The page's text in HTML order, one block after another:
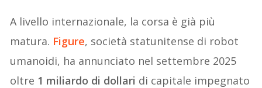
A livello internazionale, la corsa è già più
matura. Figure, società statunitense di robot
umanoidi, ha annunciato nel settembre 2025
oltre 1 miliardo di dollari di capitale impegnato